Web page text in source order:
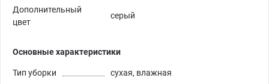
Дополнительный
цвет
серый
Основные характеристики
Тип уборки
сухая, влажная